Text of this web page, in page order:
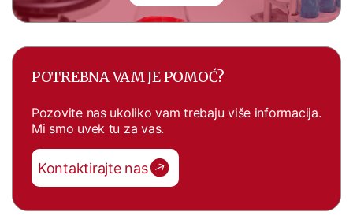
POTREBNA VAM JE POMOĆ?
Pozovite nas ukoliko vam trebaju više informacija.
Mi smo uvek tu za vas.
Kontaktirajte nas